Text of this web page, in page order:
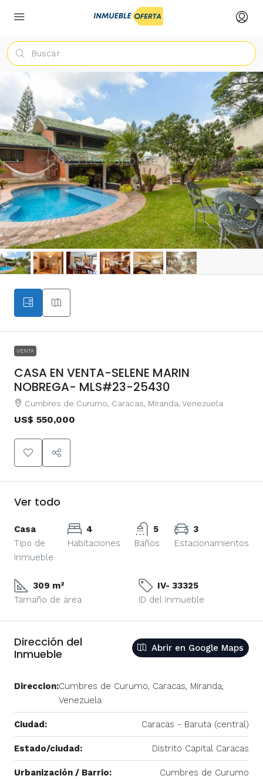
VENTA
CASA EN VENTA-SELENE MARIN
NOBREGA- MLS#23-25430
Cumbres de Curumo, Caracas, Miranda, Venezuela
US$ 550,000
Ver todo
Casa
Tipo de
Inmueble
4
Habitaciones
5
Baños
3
Estacionamientos
309 m²
Tamaño de área
IV- 33325
ID del Inmueble
Dirección del
Inmueble
Abrir en Google Maps
Direccion:Cumbres de Curumo, Caracas, Miranda,
Venezuela
Ciudad: Caracas - Baruta (central)
Estado/ciudad: Distrito Capital Caracas
Urbanización / Barrio: Cumbres de Curumo